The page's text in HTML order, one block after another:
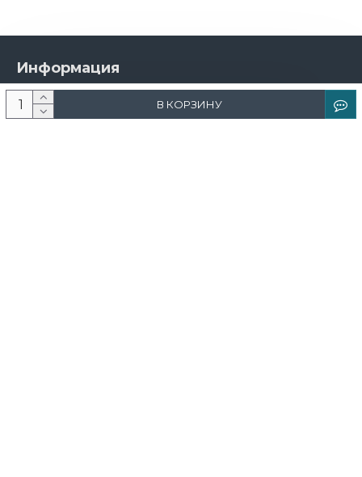
В КОРЗИНУ
Информация
О компании
Новости и акции